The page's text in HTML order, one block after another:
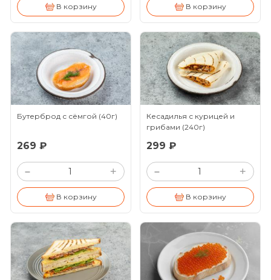
В корзину В корзину
Бутерброд с сёмгой (40г)
269 ₽
– +
В корзину
Кесадилья с курицей и
грибами (240г)
299 ₽
– +
В корзину